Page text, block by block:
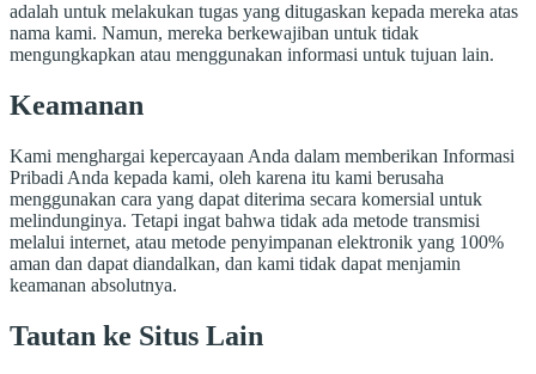
adalah untuk melakukan tugas yang ditugaskan kepada mereka atas
nama kami. Namun, mereka berkewajiban untuk tidak
mengungkapkan atau menggunakan informasi untuk tujuan lain.
Keamanan
Kami menghargai kepercayaan Anda dalam memberikan Informasi
Pribadi Anda kepada kami, oleh karena itu kami berusaha
menggunakan cara yang dapat diterima secara komersial untuk
melindunginya. Tetapi ingat bahwa tidak ada metode transmisi
melalui internet, atau metode penyimpanan elektronik yang 100%
aman dan dapat diandalkan, dan kami tidak dapat menjamin
keamanan absolutnya.
Tautan ke Situs Lain